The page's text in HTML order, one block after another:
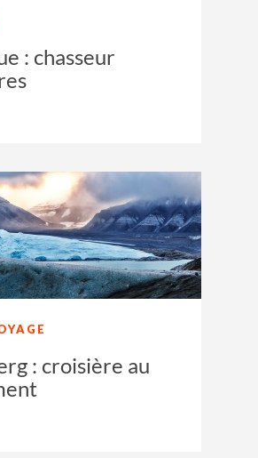
: chasseur
: croisière au